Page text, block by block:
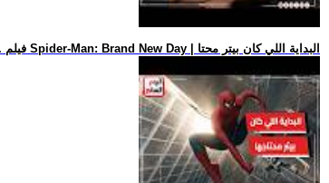
.. فيلم Spider-Man: Brand New Day | البداية اللي كان بيتر محتا